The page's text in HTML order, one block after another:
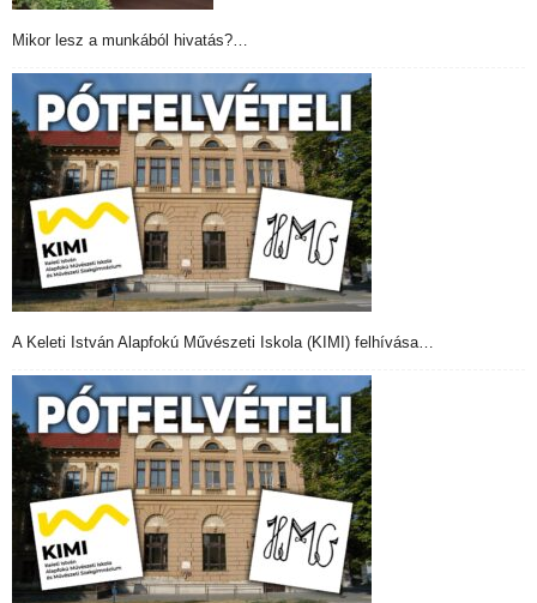
Mikor lesz a munkából hivatás?…
A Keleti István Alapfokú Művészeti Iskola (KIMI) felhívása…